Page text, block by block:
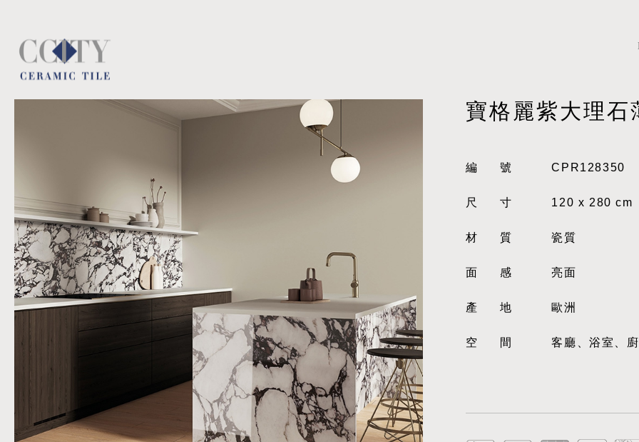
寶格麗紫大理石
編號 CPR128350
尺寸 120 x 280 cm
材質 瓷質
面感 亮面
產地 歐洲
空間 客廳、浴室、